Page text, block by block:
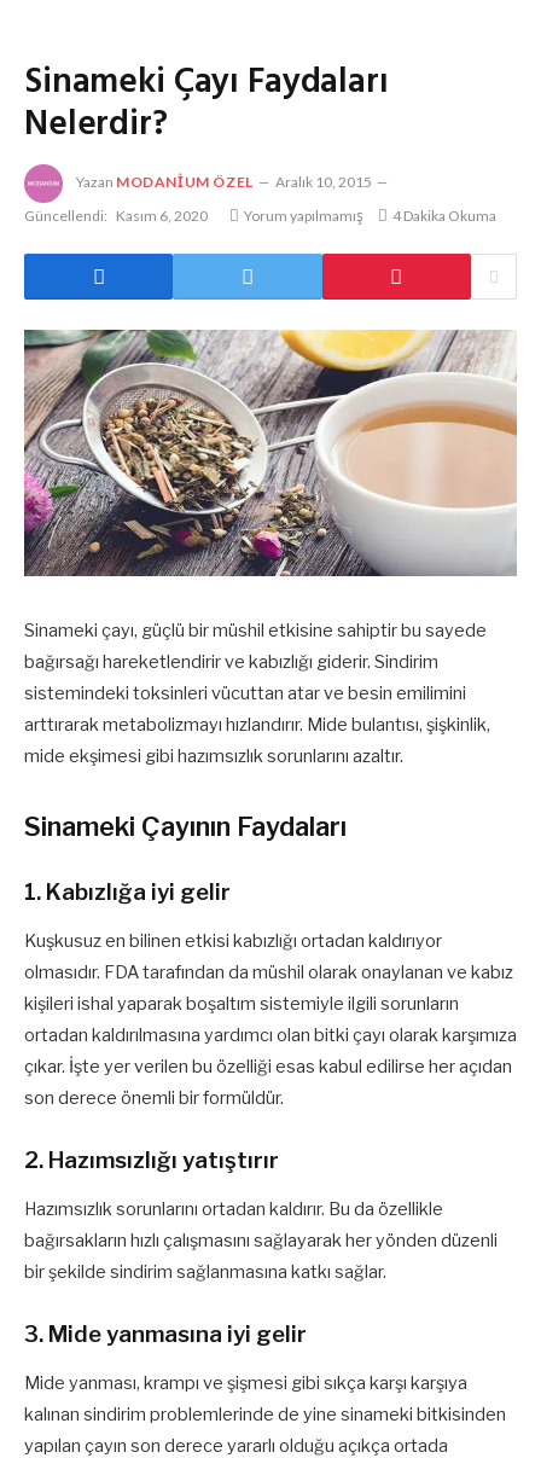
Sinameki Çayı Faydaları
Nelerdir?
Yazan MODANIUM ÖZEL
Aralık 10, 2015
Güncellendi: Kasım 6, 2020 Yorum yapılmamış 4 Dakika Okuma
Sinameki çayı, güçlü bir müshil etkisine sahiptir bu sayede
bağırsağı hareketlendirir ve kabızlığı giderir. Sindirim
sistemindeki toksinleri vücuttan atar ve besin emilimini
arttırarak metabolizmayı hızlandırır. Mide bulantısı, şişkinlik,
mide ekşimesi gibi hazımsızlık sorunlarını azaltır.
Sinameki Çayının Faydaları
1. Kabızlığa iyi gelir
Kuşkusuz en bilinen etkisi kabızlığı ortadan kaldırıyor
olmasıdır. FDA tarafından da müshil olarak onaylanan ve kabız
kişileri ishal yaparak boşaltım sistemiyle ilgili sorunların
ortadan kaldırılmasına yardımcı olan bitki çayı olarak karşımıza
çıkar. İşte yer verilen bu özelliği esas kabul edilirse her açıdan
son derece önemli bir formüldür.
2. Hazımsızlığı yatıştırır
Hazımsızlık sorunlarını ortadan kaldırır. Bu da özellikle
bağırsakların hızlı çalışmasını sağlayarak her yönden düzenli
bir şekilde sindirim sağlanmasına katkı sağlar.
3. Mide yanmasına iyi gelir
Mide yanması, krampı ve şişmesi gibi sıkça karşı karşıya
kalınan sindirim problemlerinde de yine sinameki bitkisinden
yapılan çayın son derece yararlı olduğu açıkça ortada